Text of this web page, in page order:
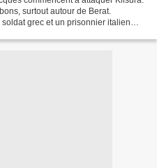
surtout autour de Berat.
grec et un prisonnier italien